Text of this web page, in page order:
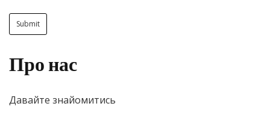
Про нас
Давайте знайомитись